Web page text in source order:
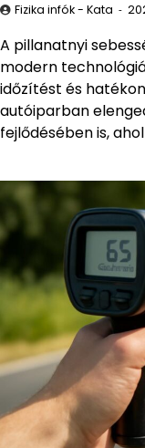
Fizika infók - Kata
A pillanatnyi
modern
időzítést és
autóiparban
fejlődésében is,